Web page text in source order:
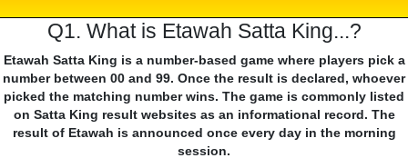
Q1. What is Etawah Satta King...?
Etawah Satta King is a number-based game where players pick a
number between 00 and 99. Once the result is declared, whoever
picked the matching number wins. The game is commonly listed
on Satta King result websites as an informational record. The
result of Etawah is announced once every day in the morning
session.